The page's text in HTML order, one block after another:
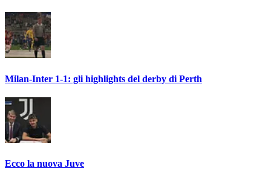
Milan-Inter 1-1: gli highlights del derby di Perth
Ecco la nuova Juve